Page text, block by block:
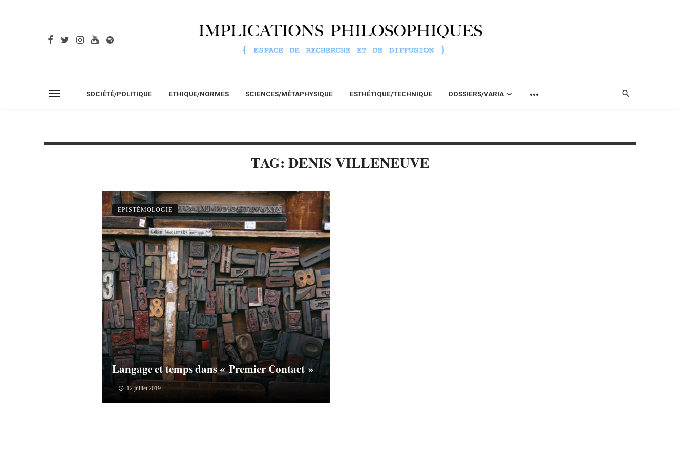
SOCIÉTÉ/POLITIQUE ETHIQUE/NORMES SCIENCES/MÉTAPHYSIQUE ESTHÉTIQUE/TECHNIQUE DOSSIERS/VARIA
TAG: DENIS VILLENEUVE
Langage et temps dans « Premier Contact »
12 juillet 2019
EPISTÉMOLOGIE